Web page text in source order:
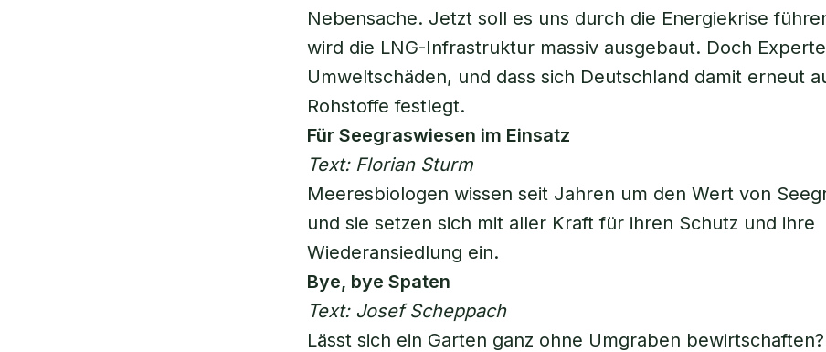
Nebensache. Jetzt soll es uns durch die Energiekrise
wird die LNG-Infrastruktur massiv ausgebaut. Doch
Umweltschäden, und dass sich Deutschland damit erneut
Rohstoffe festlegt.
Für Seegraswiesen im Einsatz
Text: Florian Sturm
Meeresbiologen wissen seit Jahren um den Wert von
und sie setzen sich mit aller Kraft für ihren Schutz und ihre
Wiederansiedlung ein.
Bye, bye Spaten
Text: Josef Scheppach
Lässt sich ein Garten ganz ohne Umgraben